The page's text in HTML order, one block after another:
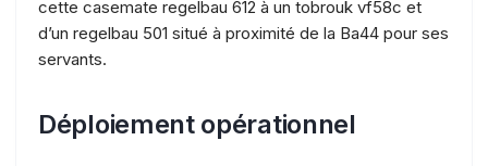
cette casemate regelbau 612 à un tobrouk vf58c et
d’un regelbau 501 situé à proximité de la Ba44 pour ses
servants.
Déploiement opérationnel